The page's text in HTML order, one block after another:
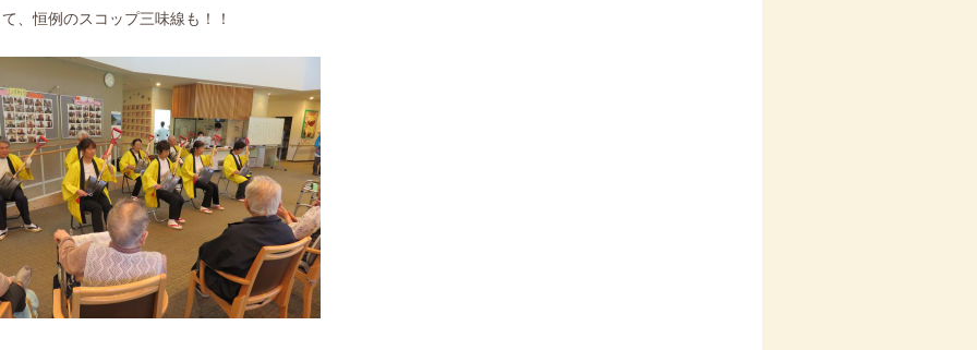
、恒例のスコップ三味線も！！